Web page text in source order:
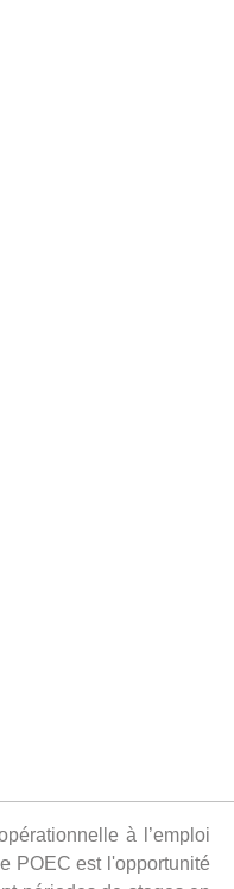
à l’emploi
POEC est l'opportunité